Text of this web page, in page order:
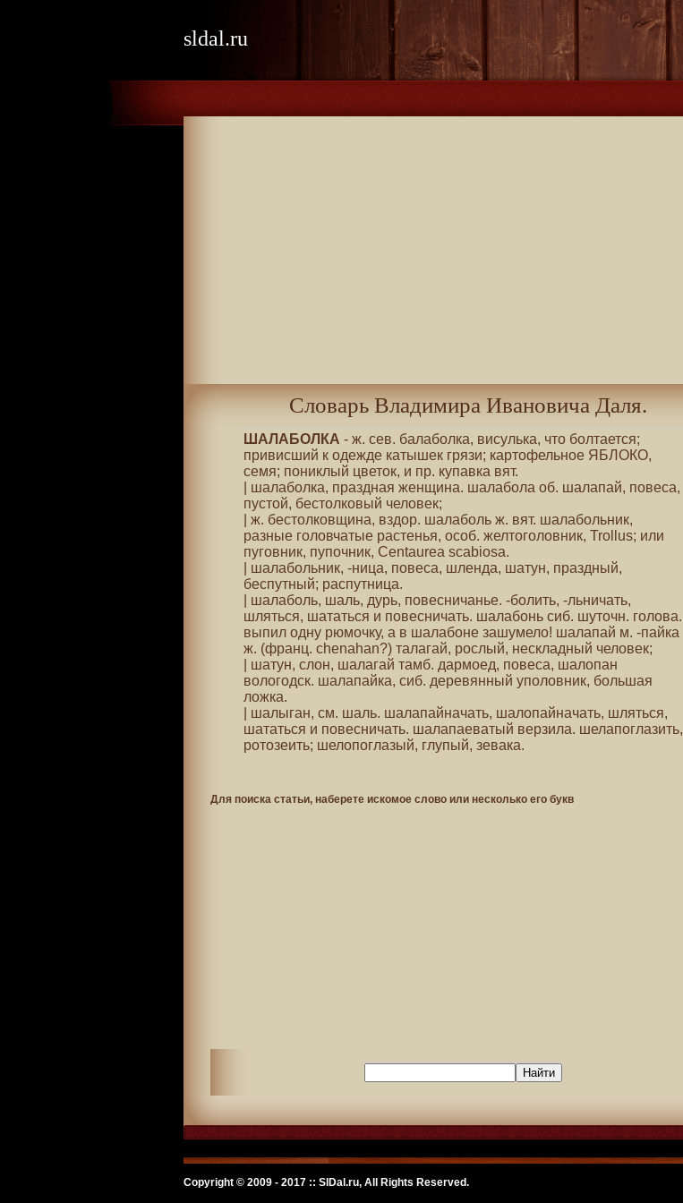
sldal.ru
Словарь Владимира Ивановича Даля.
ШАЛАБОЛКА - ж. сев. балаболка, висулька, что болтается;
привисший к одежде катышек грязи; картофельное ЯБЛОКО,
семя; пониклый цветок, и пр. купавка вят.
| шалаболка, праздная женщина. шалабола об. шалапай, повеса,
пустой, бестолковый человек;
| ж. бестолковщина, вздор. шалаболь ж. вят. шалабольник,
разные головчатые растенья, особ. желтоголовник, Trollus; или
пуговник, пупочник, Centaurea scabiosa.
| шалабольник, -ница, повеса, шленда, шатун, праздный,
беспутный; распутница.
| шалаболь, шаль, дурь, повесничанье. -болить, -льничать,
шляться, шататься и повесничать. шалабонь сиб. шуточн. голова.
выпил одну рюмочку, а в шалабоне зашумело! шалапай м. -пайка
ж. (франц. chenahan?) талагай, рослый, нескладный человек;
| шатун, слон, шалагай тамб. дармоед, повеса, шалопан
вологодск. шалапайка, сиб. деревянный уполовник, большая
ложка.
| шалыган, см. шаль. шалапайначать, шалопайначать, шляться,
шататься и повесничать. шалапаеватый верзила. шелапоглазить,
ротозеить; шелопоглазый, глупый, зевака.
Для поиска статьи, наберете искомое слово или несколько его букв
Copyright © 2009 - 2017 :: SlDal.ru, All Rights Reserved.